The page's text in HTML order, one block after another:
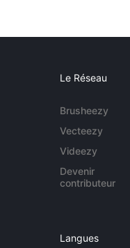
Le Réseau
Brusheezy
Vecteezy
Videezy
Devenir
contributeur
Langues